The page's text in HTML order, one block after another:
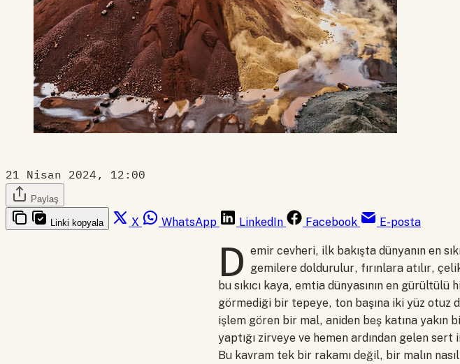
21 Nisan 2024, 12:00
Paylaş
Linki kopyala X WhatsApp LinkedIn Facebook E-posta
D emir cevheri, ilk bakışta dünyanın en
gemilere doldurulur, fırınlara atılır,
bu sıkıcı kaya, emtia dünyasının en
görmediği bir tepeye, ton başına iki yüz otuz
işlem gören bir mal, aniden beş katına yakın
yaptığı zirveye ve hemen ardından gelen sert
Bu kavram tek bir rakamı değil, bir malın